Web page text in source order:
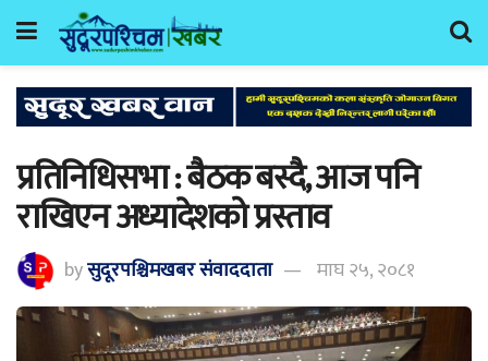
प्रतिनिधिसभा : बैठक बस्दै, आज पनि
राखिएन अध्यादेशको प्रस्ताव
byसुदूरपश्चिमखबर संंवाददाता माघ २५, २०८१